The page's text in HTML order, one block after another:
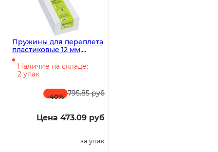
Пружины для переплета
пластиковыe 12 мм,
прозрачные
бесцветные, 100 штук в
упаковке
Наличие на складе:
2 упак
-40% 795.85 руб
Цена 473.09 руб
за упак